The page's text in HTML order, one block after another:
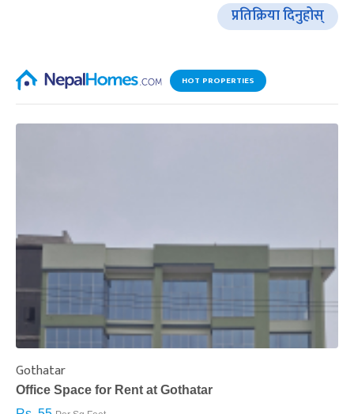
प्रतिक्रिया दिनुहोस्
HOT PROPERTIES
Gothatar
Office Space for Rent at Gothatar